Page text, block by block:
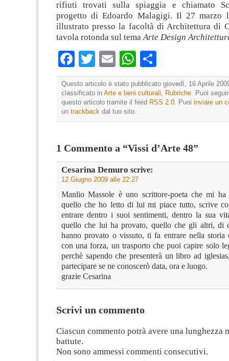
rifiuti trovati sulla spiaggia e chiamato
progetto di Edoardo Malagigi. Il 27 marzo
illustrato presso la facoltà di Architettura di
tavola rotonda sul temaArte Design
Facebook
TwitterEmailWhatsApp
Questo articolo è stato pubblicato giovedì, 16 Aprile
classificato in Arte e beni culturali Rubriche . Puoi
questo articolo tramite il feed RSS 2.0 . Puoi inviare un
un trackback dal tuo sito.
1 Commento a “Vissi d’Arte 48”
Cesarina Demuro scrive:
12 Giugno 2009 alle 22:27
Manlio Massole è uno scrittore-poeta che mi
quello che ho letto di lui mi piace tutto, scrive
entrare dentro i suoi sentimenti, dentro la sua
quello che lui ha provato, quello che gli altri, di
hanno provato o vissuto, ti fa entrare nella storia
con una forza, un trasporto che puoi capire solo
perchè sapendo che presenterà un libro ad
partecipare se ne conoscerò data, ora e luogo.
grazie Cesarina
Scrivi un commento
Ciascun commento potrà avere una lunghezza
battute.
Non sono ammessi commenti consecutivi.